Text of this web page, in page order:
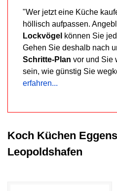
sogar
Geld,
weil
diese
Tricks
nicht
und
die
"Wer jetzt eine Küche
höllisch aufpassen.
Lockvögel können Sie
Gehen Sie deshalb nach
Schritte-Plan vor und Sie
sein, wie günstig Sie
erfahren...
Koch Küchen
Leopoldshafen